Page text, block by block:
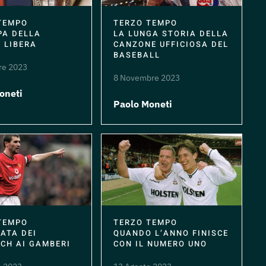
DELLA
LIBERA
2023
TERZO TEMPO
LA LUNGA STORIA DELLA
CANZONE UFFICIOSA DEL
BASEBALL
8 Novembre 2023
Paolo Moneti
DEI
AI GAMBERI
TERZO TEMPO
QUANDO L’ANNO FINISCE
CON IL NUMERO UNO